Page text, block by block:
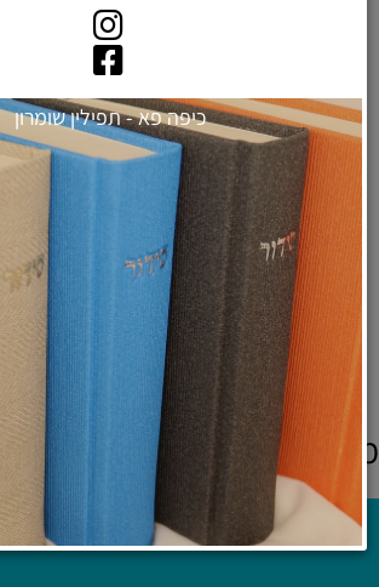
פמוטים מודרניים לשבת מבטון
מעוצב - דגם "קודש"
לרכישה ולפרטים נוספים
מוצרים אחרונים שנצפו
כיפה פא - תפילין שומרון